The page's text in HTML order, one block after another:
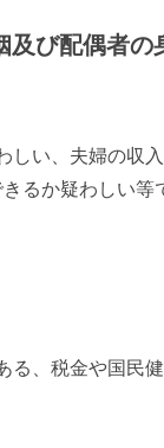
び配偶者の
い、夫婦の収
るか疑わしい等
、税金や国民